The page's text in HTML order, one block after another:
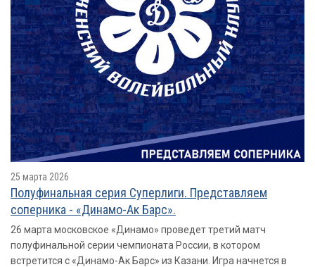
25 марта 2026
Полуфинальная серия Суперлиги. Представляем
соперника - «Динамо-Ак Барс».
26 марта московское «Динамо» проведет третий матч
полуфинальной серии чемпионата России, в котором
встретится с «Динамо-Ак Барс» из Казани. Игра начнется в